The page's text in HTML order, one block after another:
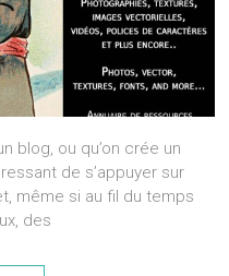
blog, ou qu’on crée un
de s’appuyer sur
même si au fil du temps
des